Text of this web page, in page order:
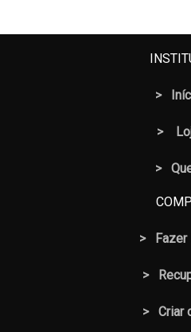
>
>
> Quem
>
>
> Criar